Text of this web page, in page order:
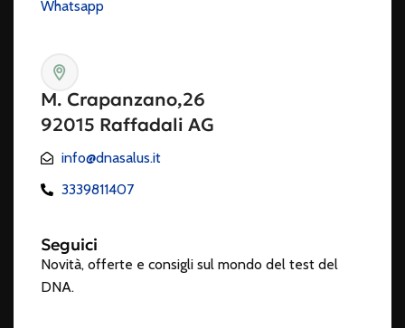
Whatsapp
M. Crapanzano,26
92015 Raffadali AG
info@dnasalus.it
3339811407
Seguici
Novità, offerte e consigli sul mondo del test del
DNA.